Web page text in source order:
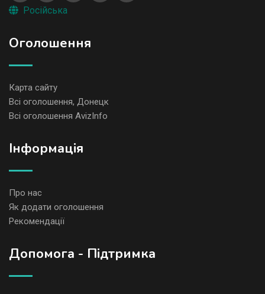
Російська
Оголошення
Карта сайту
Всі оголошення, Донецк
Всі оголошення AvizInfo
Iнформація
Про нас
Як додати оголошення
Рекомендації
Допомога - Підтримка